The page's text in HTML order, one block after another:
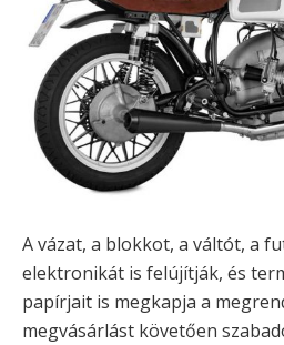
A vázat, a blokkot, a váltót, a
elektronikát is felújítják, és
papírjait is megkapja a
megvásárlást követően